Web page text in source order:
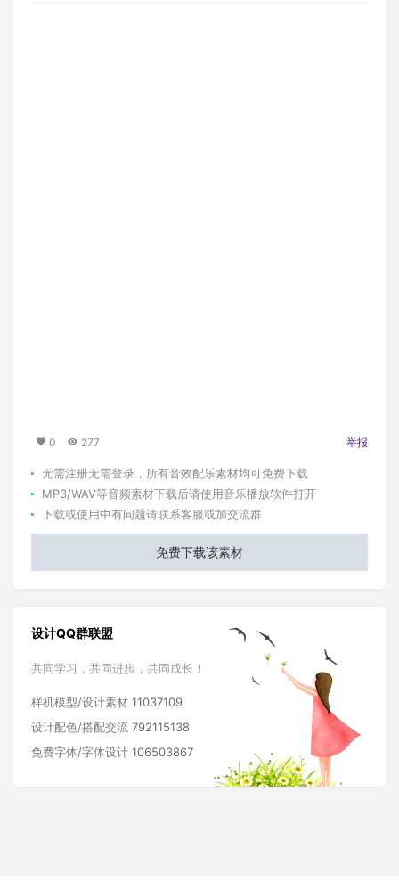
0 277 举报
无需注册无需登录，所有音效配乐素材均可免费下载
MP3/WAV等音频素材下载后请使用音乐播放软件打开
下载或使用中有问题请联系客服或加交流群
免费下载该素材
设计QQ群联盟
共同学习，共同进步，共同成长！
样机模型/设计素材 11037109
设计配色/搭配交流 792115138
免费字体/字体设计 106503867